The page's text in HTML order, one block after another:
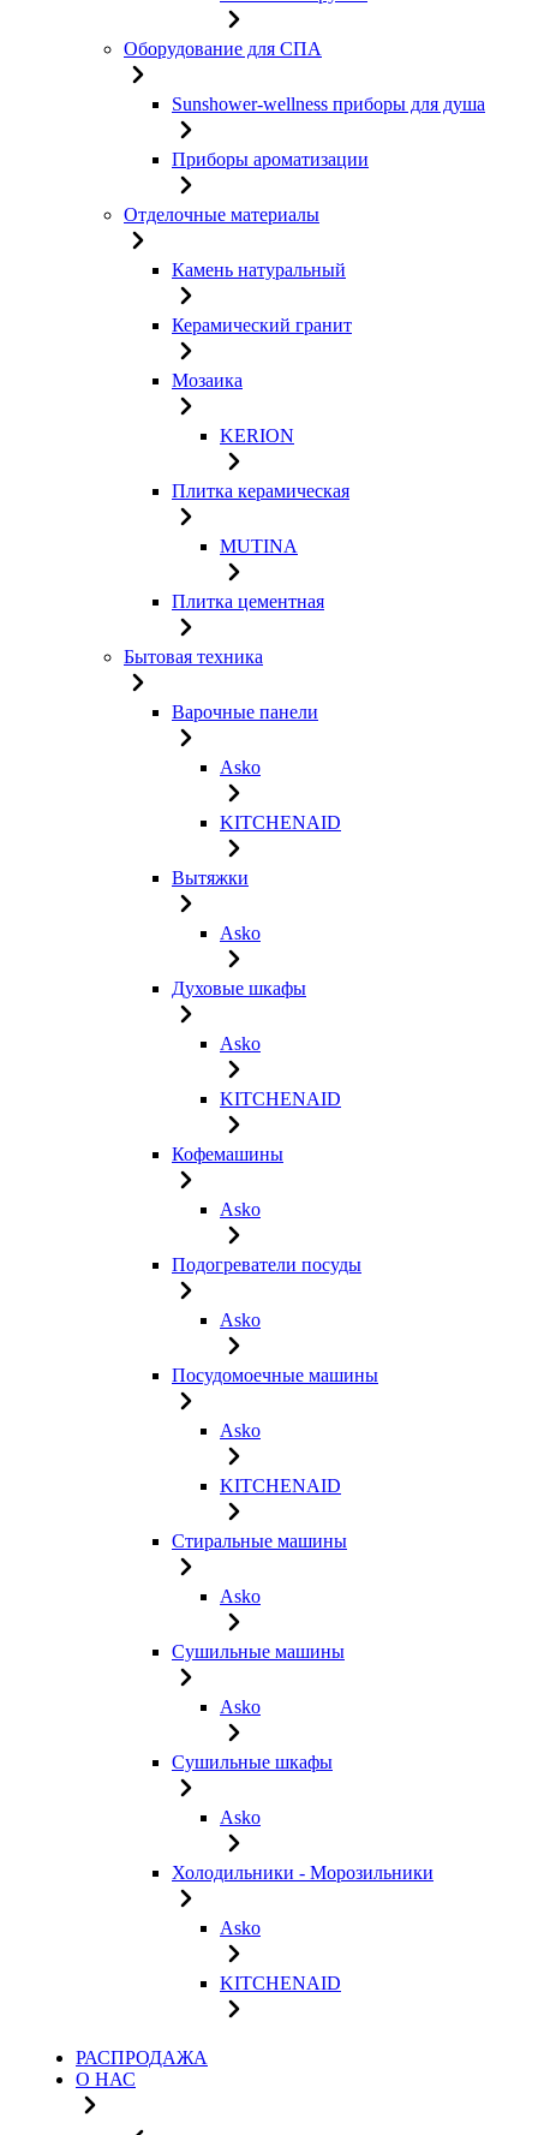
Оборудование для СПА
Sunshower-wellness приборы для душа
Приборы ароматизации
Отделочные материалы
Камень натуральный
Керамический гранит
Мозаика
KERION
Плитка керамическая
MUTINA
Плитка цементная
Бытовая техника
Варочные панели
Asko
KITCHENAID
Вытяжки
Asko
Духовые шкафы
Asko
KITCHENAID
Кофемашины
Asko
Подогреватели посуды
Asko
Посудомоечные машины
Asko
KITCHENAID
Стиральные машины
Asko
Сушильные машины
Asko
Сушильные шкафы
Asko
Холодильники - Морозильники
Asko
KITCHENAID
РАСПРОДАЖА
О НАС